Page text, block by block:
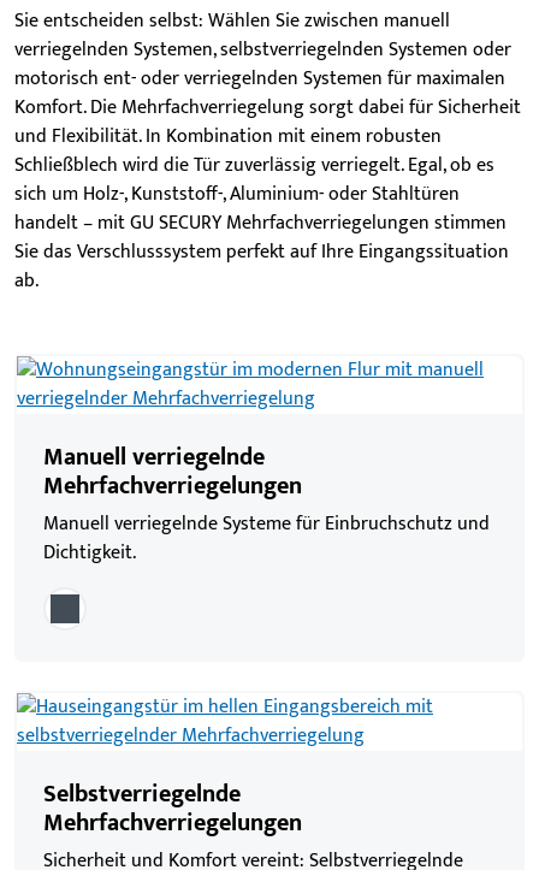
Sie entscheiden selbst: Wählen Sie zwischen manuell
verriegelnden Systemen, selbstverriegelnden Systemen oder
motorisch ent- oder verriegelnden Systemen für maximalen
Komfort. Die Mehrfachverriegelung sorgt dabei für Sicherheit
und Flexibilität. In Kombination mit einem robusten
Schließblech wird die Tür zuverlässig verriegelt. Egal, ob es
sich um Holz-, Kunststoff-, Aluminium- oder Stahltüren
handelt – mit GU SECURY Mehrfachverriegelungen stimmen
Sie das Verschlusssystem perfekt auf Ihre Eingangssituation
ab.
Manuell verriegelnde
Mehrfachverriegelungen
Manuell verriegelnde Systeme für Einbruchschutz und
Dichtigkeit.
Selbstverriegelnde
Mehrfachverriegelungen
Sicherheit und Komfort vereint: Selbstverriegelnde